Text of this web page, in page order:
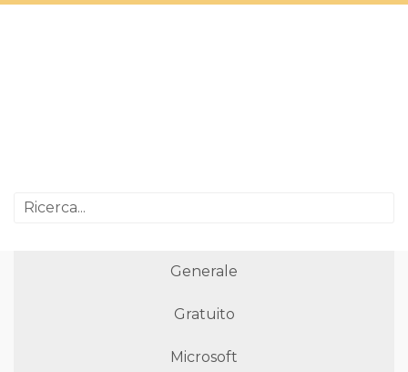
Generale
Gratuito
Microsoft